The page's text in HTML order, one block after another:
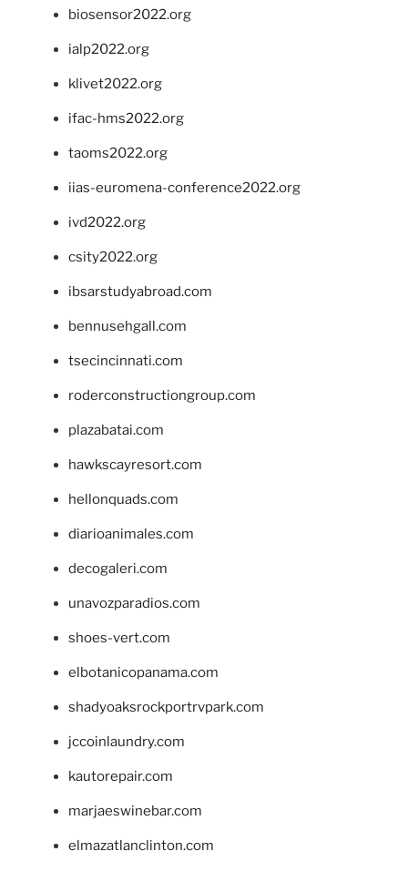
biosensor2022.org
ialp2022.org
klivet2022.org
ifac-hms2022.org
taoms2022.org
iias-euromena-conference2022.org
ivd2022.org
csity2022.org
ibsarstudyabroad.com
bennusehgall.com
tsecincinnati.com
roderconstructiongroup.com
plazabatai.com
hawkscayresort.com
hellonquads.com
diarioanimales.com
decogaleri.com
unavozparadios.com
shoes-vert.com
elbotanicopanama.com
shadyoaksrockportrvpark.com
jccoinlaundry.com
kautorepair.com
marjaeswinebar.com
elmazatlanclinton.com